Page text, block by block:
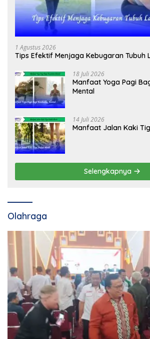
1 Agustus 2026
Tips Efektif Menjaga Kebugaran Tubuh
18 Juli 2026
Manfaat Yoga Pagi
Mental
14 Juli 2026
Manfaat Jalan Kaki
Selengkapnya
Olahraga